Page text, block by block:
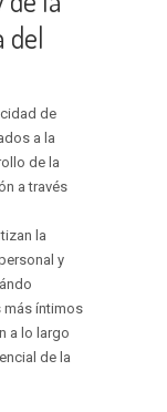
del
de
a la
de la
a través
la
y
más íntimos
a lo largo
de la